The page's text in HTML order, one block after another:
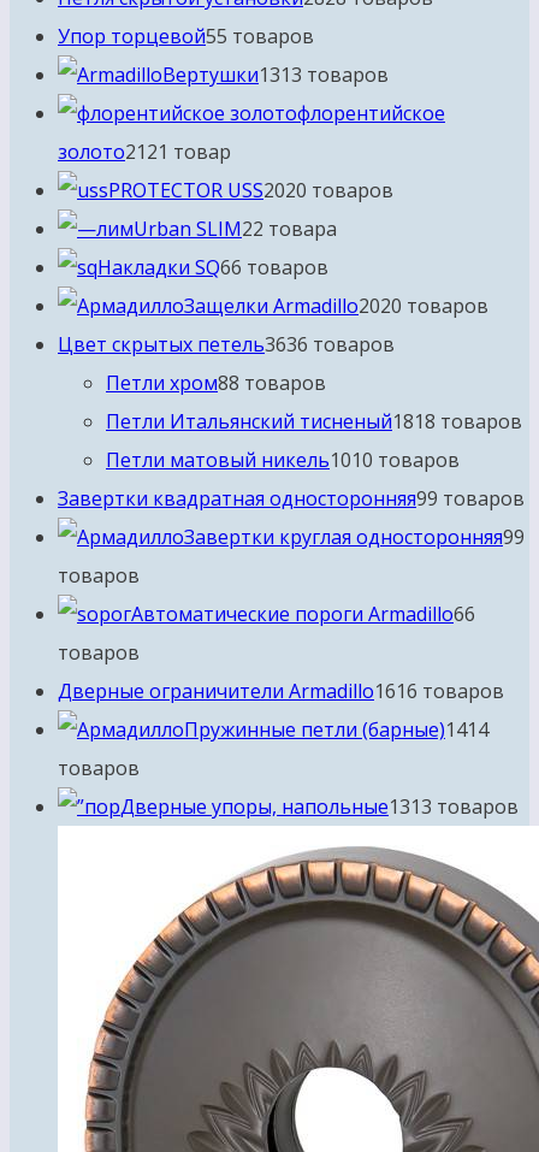
Упор торцевой55 товаров
Вертушки1313 товаров
флорентийское
золото2121 товар
PROTECTOR USS2020 товаров
Urban SLIM22 товара
Накладки SQ66 товаров
Защелки Armadillo2020 товаров
Цвет скрытых петель3636 товаров
Петли хром88 товаров
Петли Итальянский тисненый1818 товаров
Петли матовый никель1010 товаров
Завертки квадратная односторонняя99 товаров
Завертки круглая односторонняя99
товаров
Автоматические пороги Armadillo66
товаров
Дверные ограничители Armadillo1616 товаров
Пружинные петли (барные)1414
товаров
Дверные упоры, напольные1313 товаров